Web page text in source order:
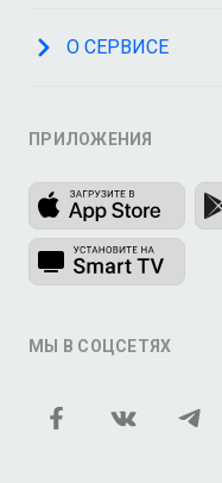
О СЕРВИСЕ
ПРИЛОЖЕНИЯ
МЫ В СОЦСЕТЯХ